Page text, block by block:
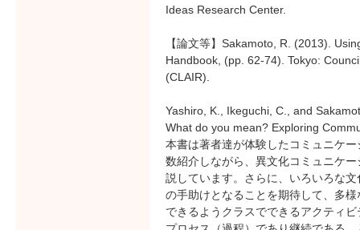
Ideas Research Center.
【論文等】Sakamoto, R. (2013).
Handbook, (pp. 62-74). Tokyo:
(CLAIR).
Yashiro, K., Ikeguchi, C., and
What do you mean? Exploring
本書は著者達が体験したコミュニケ
数紹介しながら、異文化コミュニケ
説しています。さらに、いろいろな
の手助けとなることを期待して、多
できるようクラスでできるアクティ